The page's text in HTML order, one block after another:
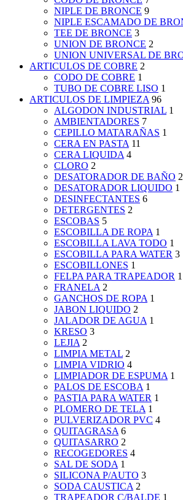
NIPLE DE BRONCE 9
NIPLE ESCAMADO DE
TEE DE BRONCE 3
UNION DE BRONCE 2
UNION UNIVERSAL DE
ARTICULOS DE COBRE 2
CODO DE COBRE 1
TUBO DE COBRE LISO 1
ARTICULOS DE LIMPIEZA 96
ALGODON INDUSTRIAL 1
AMBIENTADORES 7
CEPILLO MATARAÑAS 1
CERA EN PASTA 11
CERA LIQUIDA 4
CLORO 2
DESATORADOR DE BAÑO 2
DESATORADOR LIQUIDO 1
DESINFECTANTES 6
DETERGENTES 2
ESCOBAS 5
ESCOBILLA DE ROPA 1
ESCOBILLA LAVA TODO 1
ESCOBILLA PARA WATER 3
ESCOBILLONES 1
FELPA PARA TRAPEADOR 1
FRANELA 2
GANCHOS DE ROPA 1
JABON LIQUIDO 2
JALADOR DE AGUA 1
KRESO 3
LEJIA 2
LIMPIA METAL 2
LIMPIA VIDRIO 4
LIMPIADOR DE ESPUMA 1
PALOS DE ESCOBA 1
PASTIA PARA WATER 1
PLOMERO DE TELA 1
PULVERIZADOR PVC 4
QUITAGRASA 6
QUITASARRO 2
RECOGEDORES 4
SAL DE SODA 1
SILICONA P/AUTO 3
SODA CAUSTICA 2
TRAPEADOR C/BALDE 1